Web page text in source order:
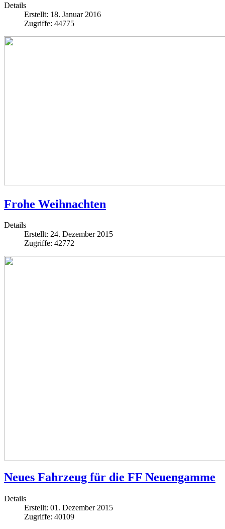
Details
Erstellt: 18. Januar 2016
Zugriffe: 44775
Frohe Weihnachten
Details
Erstellt: 24. Dezember 2015
Zugriffe: 42772
Neues Fahrzeug für die FF Neuengamme
Details
Erstellt: 01. Dezember 2015
Zugriffe: 40109